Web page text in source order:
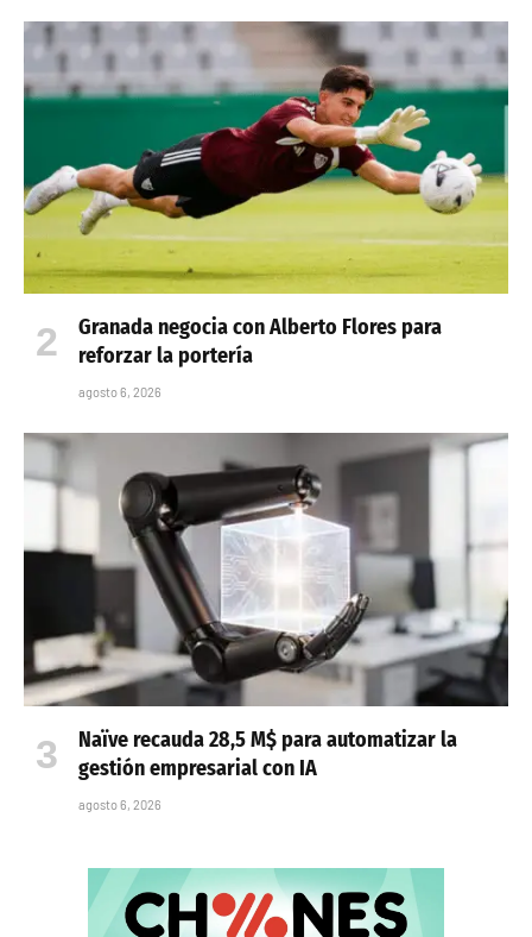
Granada negocia con Alberto Flores para
reforzar la portería
agosto 6, 2026
Naïve recauda 28,5 M$ para automatizar la
gestión empresarial con IA
agosto 6, 2026